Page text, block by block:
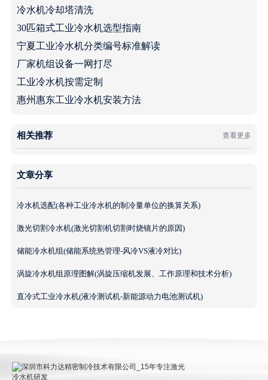
冷水机冷却塔清洗
30匹箱式工业冷水机选型指南
宁夏工业冷水机分类编号标准解读
厂家机组设备一网打尽
工业冷水机按需定制
惠州惠东工业冷水机安装方法
相关推荐 查看更多
文章分享
冷水机选配(各种工业冷水机的制冷量单位的换算关系)
激光切割冷水机(激光切割机切割时烧镜片的原因)
储能冷水机组(储能系统热管理-风冷VS液冷对比)
涡旋冷水机组原理图解(涡旋压缩机发展、工作原理和技术分析)
直冷式工业冷水机(液冷测试机-新能源动力电池测试机)